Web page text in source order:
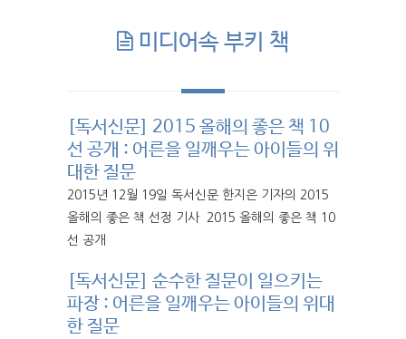
미디어속 부키 책
[독서신문] 2015 올해의 좋은 책 10
선 공개 : 어른을 일깨우는 아이들의 위
대한 질문
2015년 12월 19일 독서신문 한지은 기자의 2015
올해의 좋은 책 선정 기사 2015 올해의 좋은 책 10
선 공개
[독서신문] 순수한 질문이 일으키는
파장 : 어른을 일깨우는 아이들의 위대
한 질문